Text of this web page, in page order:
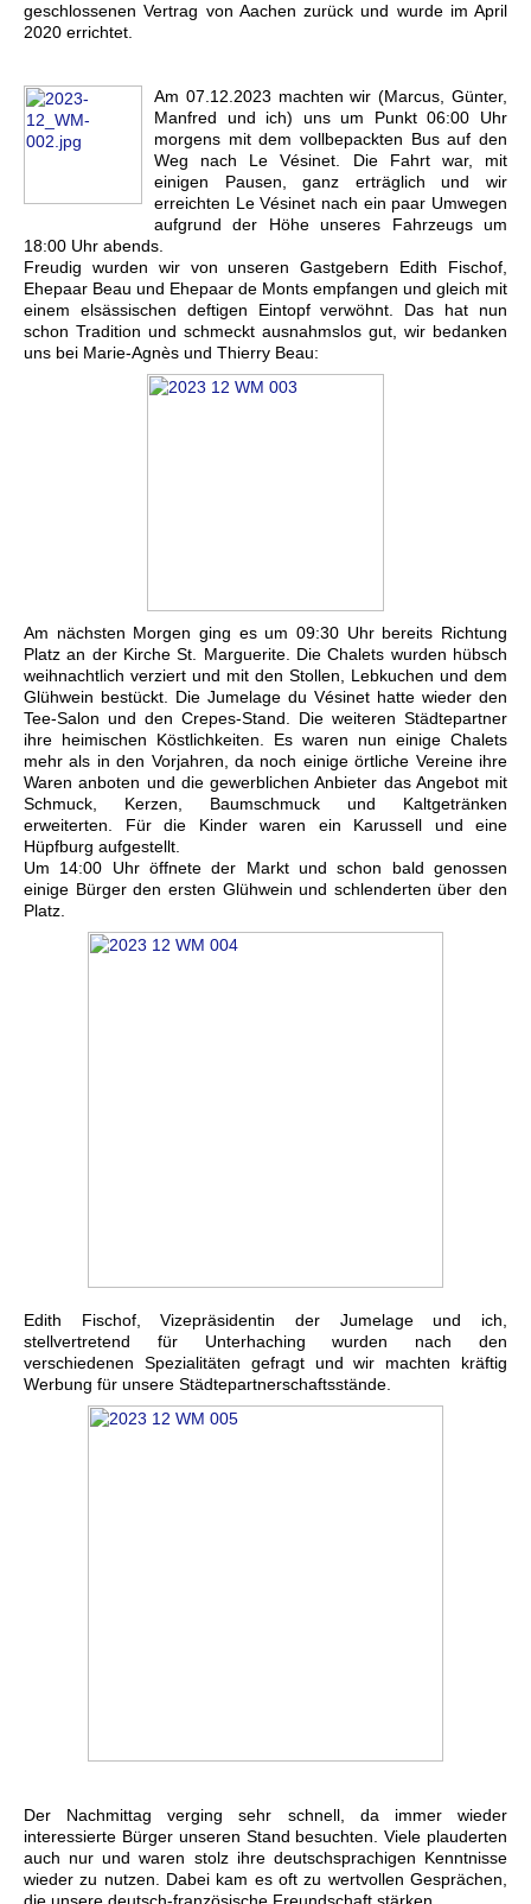
geschlossenen Vertrag von Aachen zurück und wurde im April
2020 errichtet.
Am 07.12.2023 machten wir (Marcus, Günter,
Manfred und ich) uns um Punkt 06:00 Uhr
morgens mit dem vollbepackten Bus auf den
Weg nach Le Vésinet. Die Fahrt war, mit
einigen Pausen, ganz erträglich und wir
erreichten Le Vésinet nach ein paar Umwegen
aufgrund der Höhe unseres Fahrzeugs um
18:00 Uhr abends.
Freudig wurden wir von unseren Gastgebern Edith Fischof,
Ehepaar Beau und Ehepaar de Monts empfangen und gleich mit
einem elsässischen deftigen Eintopf verwöhnt. Das hat nun
schon Tradition und schmeckt ausnahmslos gut, wir bedanken
uns bei Marie-Agnès und Thierry Beau:
Am nächsten Morgen ging es um 09:30 Uhr bereits Richtung
Platz an der Kirche St. Marguerite. Die Chalets wurden hübsch
weihnachtlich verziert und mit den Stollen, Lebkuchen und dem
Glühwein bestückt. Die Jumelage du Vésinet hatte wieder den
Tee-Salon und den Crepes-Stand. Die weiteren Städtepartner
ihre heimischen Köstlichkeiten. Es waren nun einige Chalets
mehr als in den Vorjahren, da noch einige örtliche Vereine ihre
Waren anboten und die gewerblichen Anbieter das Angebot mit
Schmuck, Kerzen, Baumschmuck und Kaltgetränken
erweiterten. Für die Kinder waren ein Karussell und eine
Hüpfburg aufgestellt.
Um 14:00 Uhr öffnete der Markt und schon bald genossen
einige Bürger den ersten Glühwein und schlenderten über den
Platz.
Edith Fischof, Vizepräsidentin der Jumelage und ich,
stellvertretend für Unterhaching wurden nach den
verschiedenen Spezialitäten gefragt und wir machten kräftig
Werbung für unsere Städtepartnerschaftsstände.
Der Nachmittag verging sehr schnell, da immer wieder
interessierte Bürger unseren Stand besuchten. Viele plauderten
auch nur und waren stolz ihre deutschsprachigen Kenntnisse
wieder zu nutzen. Dabei kam es oft zu wertvollen Gesprächen,